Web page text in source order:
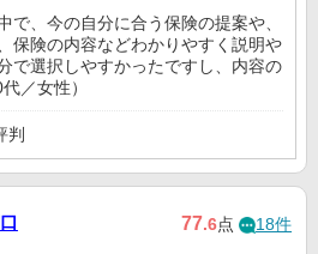
で、今の自分に合う保険の提案や、
保険の内容などわかりやすく説明や
で選択しやすかったですし、内容の
／女性）
判
77.6点 18件